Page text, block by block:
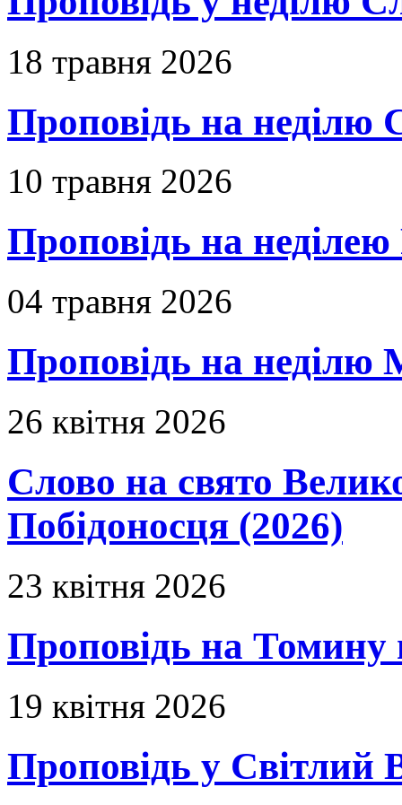
18 травня 2026
Проповідь на неділю
10 травня 2026
Проповідь на неділею
04 травня 2026
Проповідь на неділю
26 квітня 2026
Слово на свято
Побідоносця (2026)
23 квітня 2026
Проповідь на Томину
19 квітня 2026
Проповідь у Світлий